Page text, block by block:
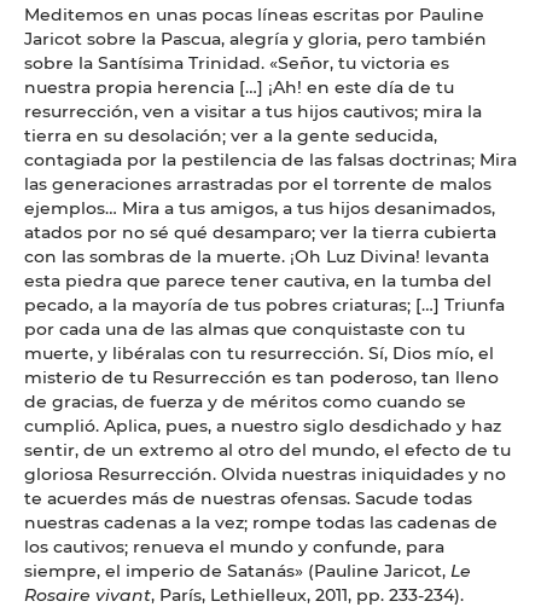
Meditemos en unas pocas líneas escritas por Pauline
Jaricot sobre la Pascua, alegría y gloria, pero también
sobre la Santísima Trinidad. «Señor, tu victoria es
nuestra propia herencia […] ¡Ah! en este día de tu
resurrección, ven a visitar a tus hijos cautivos; mira la
tierra en su desolación; ver a la gente seducida,
contagiada por la pestilencia de las falsas doctrinas; Mira
las generaciones arrastradas por el torrente de malos
ejemplos… Mira a tus amigos, a tus hijos desanimados,
atados por no sé qué desamparo; ver la tierra cubierta
con las sombras de la muerte. ¡Oh Luz Divina! levanta
esta piedra que parece tener cautiva, en la tumba del
pecado, a la mayoría de tus pobres criaturas; […] Triunfa
por cada una de las almas que conquistaste con tu
muerte, y libéralas con tu resurrección. Sí, Dios mío, el
misterio de tu Resurrección es tan poderoso, tan lleno
de gracias, de fuerza y ​​de méritos como cuando se
cumplió. Aplica, pues, a nuestro siglo desdichado y haz
sentir, de un extremo al otro del mundo, el efecto de tu
gloriosa Resurrección. Olvida nuestras iniquidades y no
te acuerdes más de nuestras ofensas. Sacude todas
nuestras cadenas a la vez; rompe todas las cadenas de
los cautivos; renueva el mundo y confunde, para
siempre, el imperio de Satanás» (Pauline Jaricot, Le
Rosaire vivant, París, Lethielleux, 2011, pp. 233-234).